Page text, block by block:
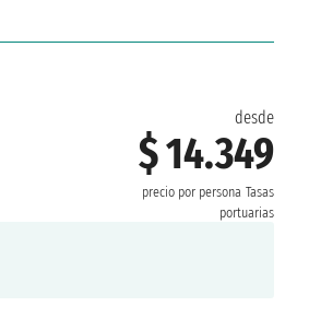
desde
$ 14.349
precio por persona Tasas
portuarias